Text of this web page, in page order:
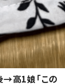
→高1娘「この